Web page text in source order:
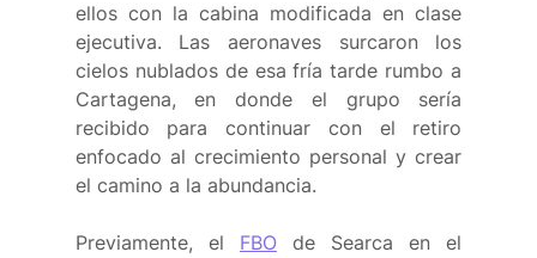
ellos con la cabina modificada en clase
ejecutiva. Las aeronaves surcaron los
cielos nublados de esa fría tarde rumbo a
Cartagena, en donde el grupo sería
recibido para continuar con el retiro
enfocado al crecimiento personal y crear
el camino a la abundancia.
Previamente, el FBO de Searca en el